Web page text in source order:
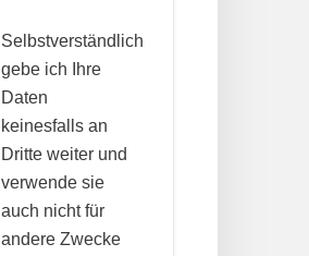
Selbstverständlich
gebe ich Ihre
Daten
keinesfalls an
Dritte weiter und
verwende sie
auch nicht für
andere Zwecke